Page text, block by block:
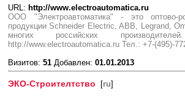
URL: http://www.electroautomatica.ru
ООО "Электроавтоматика" - это оптово-
продукции Schneider Electric, ABB, Legrand,
многих российских
http://www.electroautomatica.ru Тел.: +7-(495)-
Визитов: 51 Добавлен: 01.01.2013
ЭКО-Строителтство [ru]